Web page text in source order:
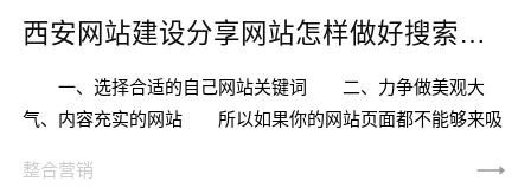
西安网站建设分享网站怎样做好搜索引擎优化
一、选择合适的自己网站关键词 二、力争做美观大
气、内容充实的网站 所以如果你的网站页面都不能够来吸
此，在做搜索引擎优化的时候，一定要有美观大气、内容充实
整合营销